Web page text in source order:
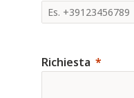
Richiesta